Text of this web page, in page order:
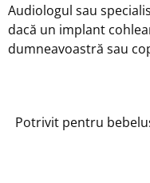
Audiologul sau
dacă un implant
dumneavoastră sau
Potrivit pentru